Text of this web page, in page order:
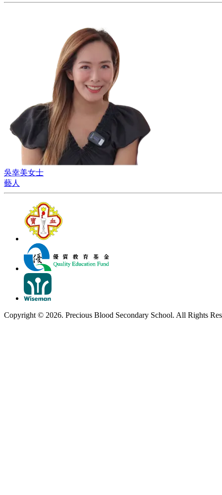
吳幸美女士
藝人
Copyright © 2026. Precious Blood Secondary School. All Rights